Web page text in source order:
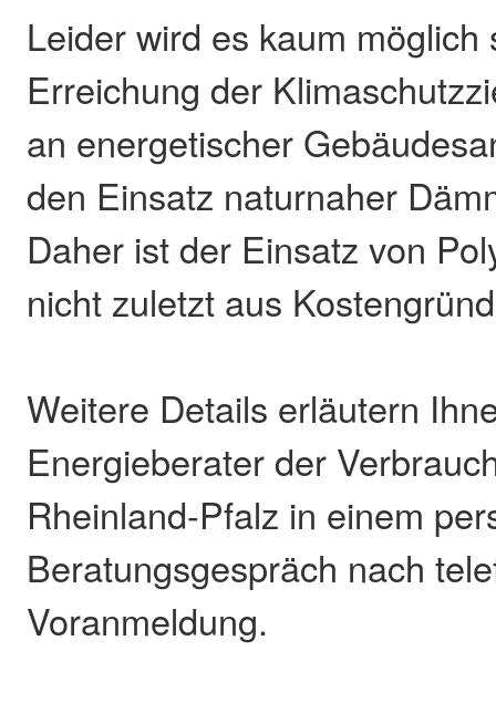
Leider wird es kaum
Erreichung der
an energetischer
den Einsatz naturnaher
Daher ist der Einsatz von
nicht zuletzt aus
Weitere Details erläutern
Energieberater der
Rheinland-Pfalz in einem
Beratungsgespräch nach
Voranmeldung.